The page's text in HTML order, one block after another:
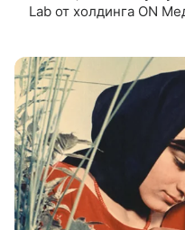
Lab от холдинга ON